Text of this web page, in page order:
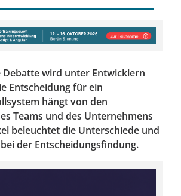
Debatte wird unter Entwicklern
Entscheidung für ein
hängt von den
Teams und des Unternehmens
beleuchtet die Unterschiede und
der Entscheidungsfindung.